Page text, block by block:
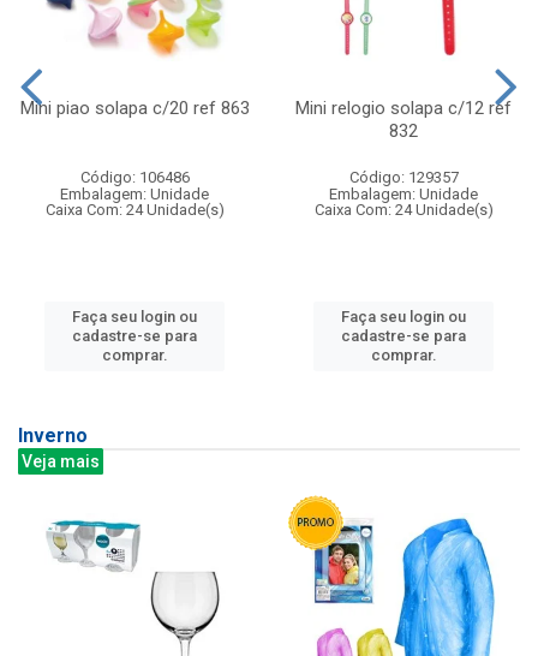
Mini piao solapa c/20 ref 863
Código: 106486
Embalagem: Unidade
Caixa Com: 24 Unidade(s)
Faça seu login ou
cadastre-se para
comprar.
Mini relogio solapa c/12 ref
832
Código: 129357
Embalagem: Unidade
Caixa Com: 24 Unidade(s)
Faça seu login ou
cadastre-se para
comprar.
Inverno
Veja mais